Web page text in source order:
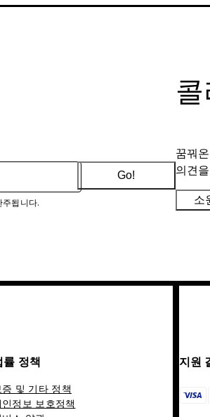
됩니다.
Go!
꿈꿔
의견
소
률 정책
증 및 기타 정책
인정보 보호정책
지원